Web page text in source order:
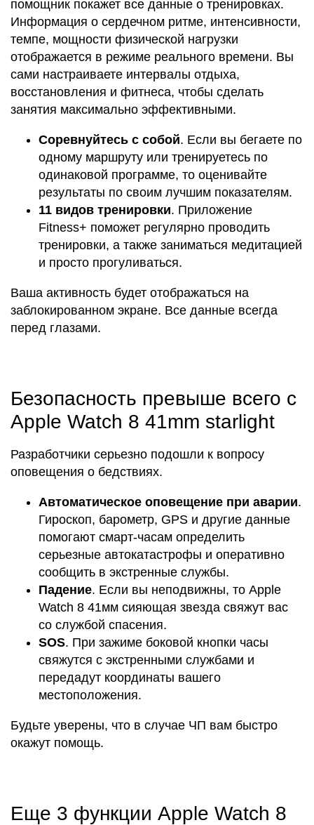
помощник покажет все данные о тренировках.
Информация о сердечном ритме, интенсивности,
темпе, мощности физической нагрузки
отображается в режиме реального времени. Вы
сами настраиваете интервалы отдыха,
восстановления и фитнеса, чтобы сделать
занятия максимально эффективными.
Соревнуйтесь с собой. Если вы бегаете по
одному маршруту или тренируетесь по
одинаковой программе, то оценивайте
результаты по своим лучшим показателям.
11 видов тренировки. Приложение
Fitness+ поможет регулярно проводить
тренировки, а также заниматься медитацией
и просто прогуливаться.
Ваша активность будет отображаться на
заблокированном экране. Все данные всегда
перед глазами.
Безопасность превыше всего с
Apple Watch 8 41mm starlight
Разработчики серьезно подошли к вопросу
оповещения о бедствиях.
Автоматическое оповещение при аварии.
Гироскоп, барометр, GPS и другие данные
помогают смарт-часам определить
серьезные автокатастрофы и оперативно
сообщить в экстренные службы.
Падение. Если вы неподвижны, то Apple
Watch 8 41мм сияющая звезда свяжут вас
со службой спасения.
SOS. При зажиме боковой кнопки часы
свяжутся с экстренными службами и
передадут координаты вашего
местоположения.
Будьте уверены, что в случае ЧП вам быстро
окажут помощь.
Еще 3 функции Apple Watch 8